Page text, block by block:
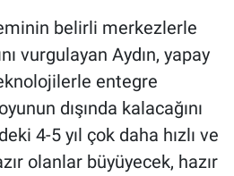
belirli merkezlerle
vurgulayan Aydın, yapay
entegre
dışında kalacağını
4-5 yıl çok daha hızlı ve
olanlar büyüyecek, hazır